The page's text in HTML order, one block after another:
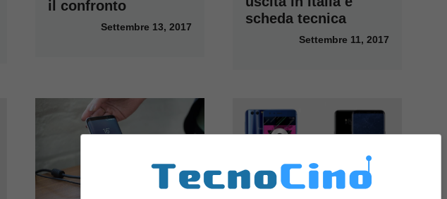
il confronto
Settembre 13, 2017
scheda tecnica
Settembre 11, 2017